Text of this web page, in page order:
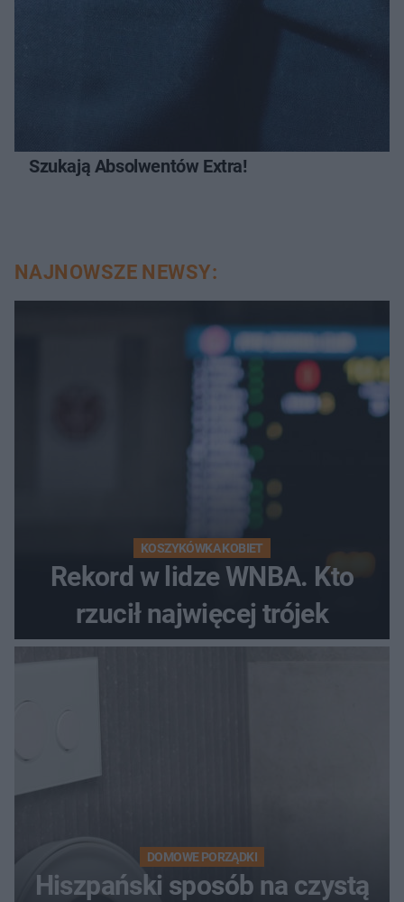
Szukają Absolwentów Extra!
NAJNOWSZE NEWSY:
KOSZYKÓWKA KOBIET
Rekord w lidze WNBA. Kto
rzucił najwięcej trójek
DOMOWE PORZĄDKI
Hiszpański sposób na czystą